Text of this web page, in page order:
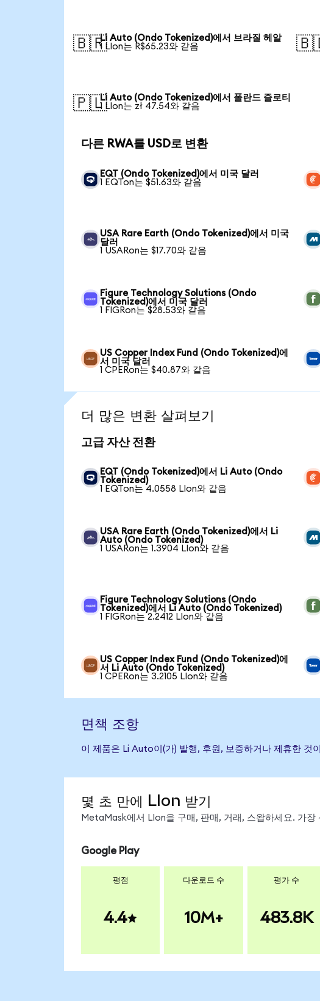
🇧🇷Li Auto (Ondo Tokenized)에서 브라질 헤알
1 LIon는 R$65.23와 같음
🇵🇱Li Auto (Ondo Tokenized)에서 폴란드 즐로티
1 LIon는 zł 47.54와 같음
다른 RWA를 USD로 변환
EQT (Ondo Tokenized)에서 미국 달러
1 EQTon는 $51.63와 같음
USA Rare Earth (Ondo Tokenized)에서 미국
달러
1 USARon는 $17.70와 같음
Figure Technology Solutions (Ondo
Tokenized)에서 미국 달러
1 FIGRon는 $28.53와 같음
US Copper Index Fund (Ondo Tokenized)에
서 미국 달러
1 CPERon는 $40.87와 같음
더 많은 변환 살펴보기
고급 자산 전환
EQT (Ondo Tokenized)에서 Li Auto (Ondo
Tokenized)
1 EQTon는 4.0558 LIon와 같음
USA Rare Earth (Ondo Tokenized)에서 Li
Auto (Ondo Tokenized)
1 USARon는 1.3904 LIon와 같음
Figure Technology Solutions (Ondo
Tokenized)에서 Li Auto (Ondo Tokenized)
1 FIGRon는 2.2412 LIon와 같음
US Copper Index Fund (Ondo Tokenized)에
서 Li Auto (Ondo Tokenized)
1 CPERon는 3.2105 LIon와 같음
면책 조항
이 제품은 Li Auto이(가) 발행, 후원, 보증하거나 제휴한 것
몇 초 만에 LIon 받기
MetaMask에서 LIon을 구매, 판매, 거래, 스왑하세요. 가장
Google Play
평점
4.4
다운로드 수
10M+
평가 수
483.8K